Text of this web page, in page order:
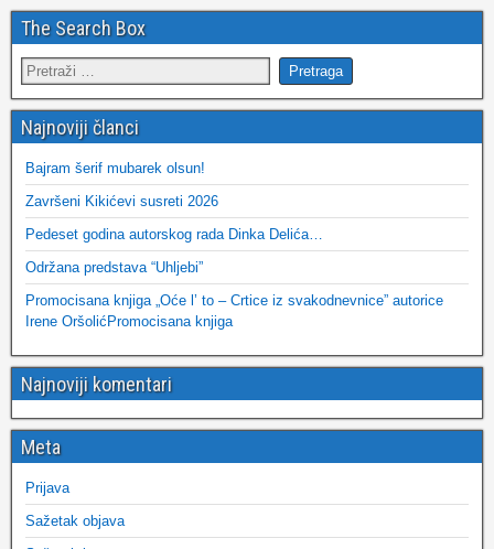
The Search Box
Najnoviji članci
Bajram šerif mubarek olsun!
Završeni Kikićevi susreti 2026
Pedeset godina autorskog rada Dinka Delića…
Održana predstava “Uhljebi”
Promocisana knjiga „Oće l’ to – Crtice iz svakodnevnice” autorice
Irene OršolićPromocisana knjiga
Najnoviji komentari
Meta
Prijava
Sažetak objava